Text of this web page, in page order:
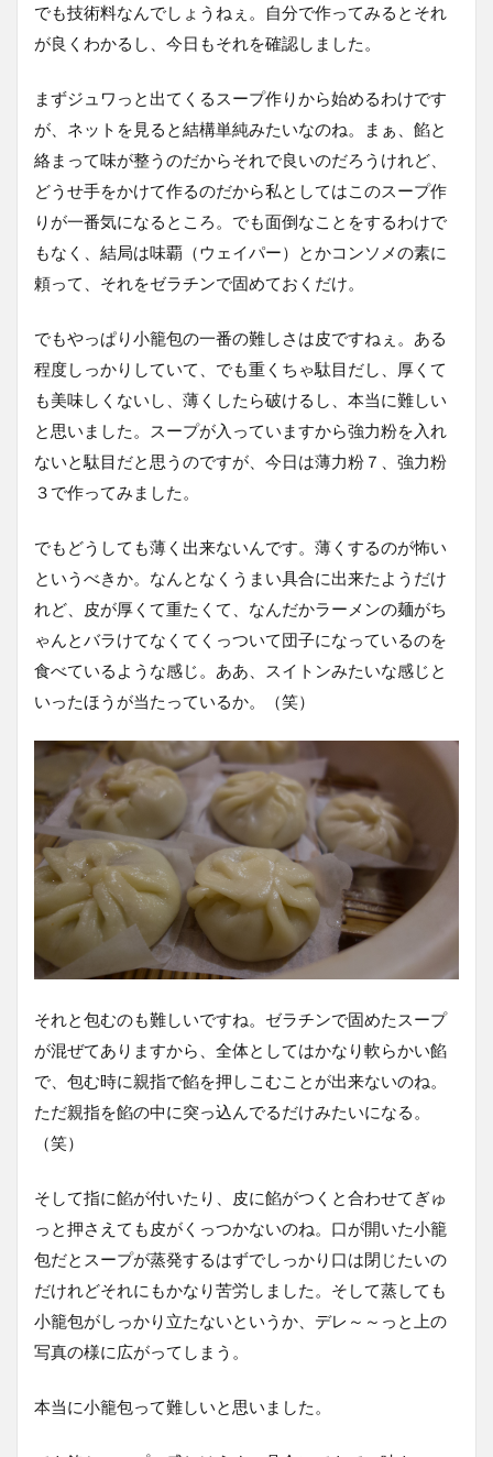
でも技術料なんでしょうねぇ。自分で作ってみるとそれ
が良くわかるし、今日もそれを確認しました。
まずジュワっと出てくるスープ作りから始めるわけです
が、ネットを見ると結構単純みたいなのね。まぁ、餡と
絡まって味が整うのだからそれで良いのだろうけれど、
どうせ手をかけて作るのだから私としてはこのスープ作
りが一番気になるところ。でも面倒なことをするわけで
もなく、結局は味覇（ウェイパー）とかコンソメの素に
頼って、それをゼラチンで固めておくだけ。
でもやっぱり小籠包の一番の難しさは皮ですねぇ。ある
程度しっかりしていて、でも重くちゃ駄目だし、厚くて
も美味しくないし、薄くしたら破けるし、本当に難しい
と思いました。スープが入っていますから強力粉を入れ
ないと駄目だと思うのですが、今日は薄力粉７、強力粉
３で作ってみました。
でもどうしても薄く出来ないんです。薄くするのが怖い
というべきか。なんとなくうまい具合に出来たようだけ
れど、皮が厚くて重たくて、なんだかラーメンの麺がち
ゃんとバラけてなくてくっついて団子になっているのを
食べているような感じ。ああ、スイトンみたいな感じと
いったほうが当たっているか。（笑）
それと包むのも難しいですね。ゼラチンで固めたスープ
が混ぜてありますから、全体としてはかなり軟らかい餡
で、包む時に親指で餡を押しこむことが出来ないのね。
ただ親指を餡の中に突っ込んでるだけみたいになる。
（笑）
そして指に餡が付いたり、皮に餡がつくと合わせてぎゅ
っと押さえても皮がくっつかないのね。口が開いた小籠
包だとスープが蒸発するはずでしっかり口は閉じたいの
だけれどそれにもかなり苦労しました。そして蒸しても
小籠包がしっかり立たないというか、デレ～～っと上の
写真の様に広がってしまう。
本当に小籠包って難しいと思いました。